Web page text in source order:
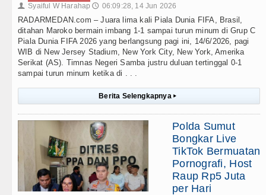
👤 Syaiful W Harahap 🕔 06:09:28, 14 Jun 2026
RADARMEDAN.com – Juara lima kali Piala Dunia FIFA, Brasil,
ditahan Maroko bermain imbang 1-1 sampai turun minum di Grup C
Piala Dunia FIFA 2026 yang berlangsung pagi ini, 14/6/2026, pagi
WIB di New Jersey Stadium, New York City, New York, Amerika
Serikat (AS). Timnas Negeri Samba justru duluan tertinggal 0-1
sampai turun minum ketika di . . .
Berita Selengkapnya ▸
Polda Sumut
Bongkar Live
TikTok Bermuatan
Pornografi, Host
Raup Rp5 Juta
per Hari